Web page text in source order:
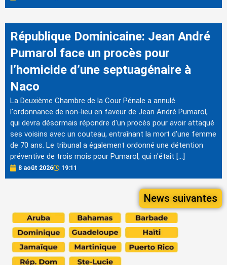
République Dominicaine: Jean André
Pumarol face un procès pour
l’homicide d’une septuagénaire à
Naco
La Deuxième Chambre de la Cour Pénale a annulé
l'ordonnance de non-lieu en faveur de Jean André Pumarol,
qui devra désormais répondre d'un procès pour avoir attaqué
ses voisins avec un couteau, entraînant la mort d'une femme
de 70 ans. Le tribunal a également ordonné une détention
préventive de trois mois pour Pumarol, qui n'était […]
8 août 2026 19:11
News suivantes